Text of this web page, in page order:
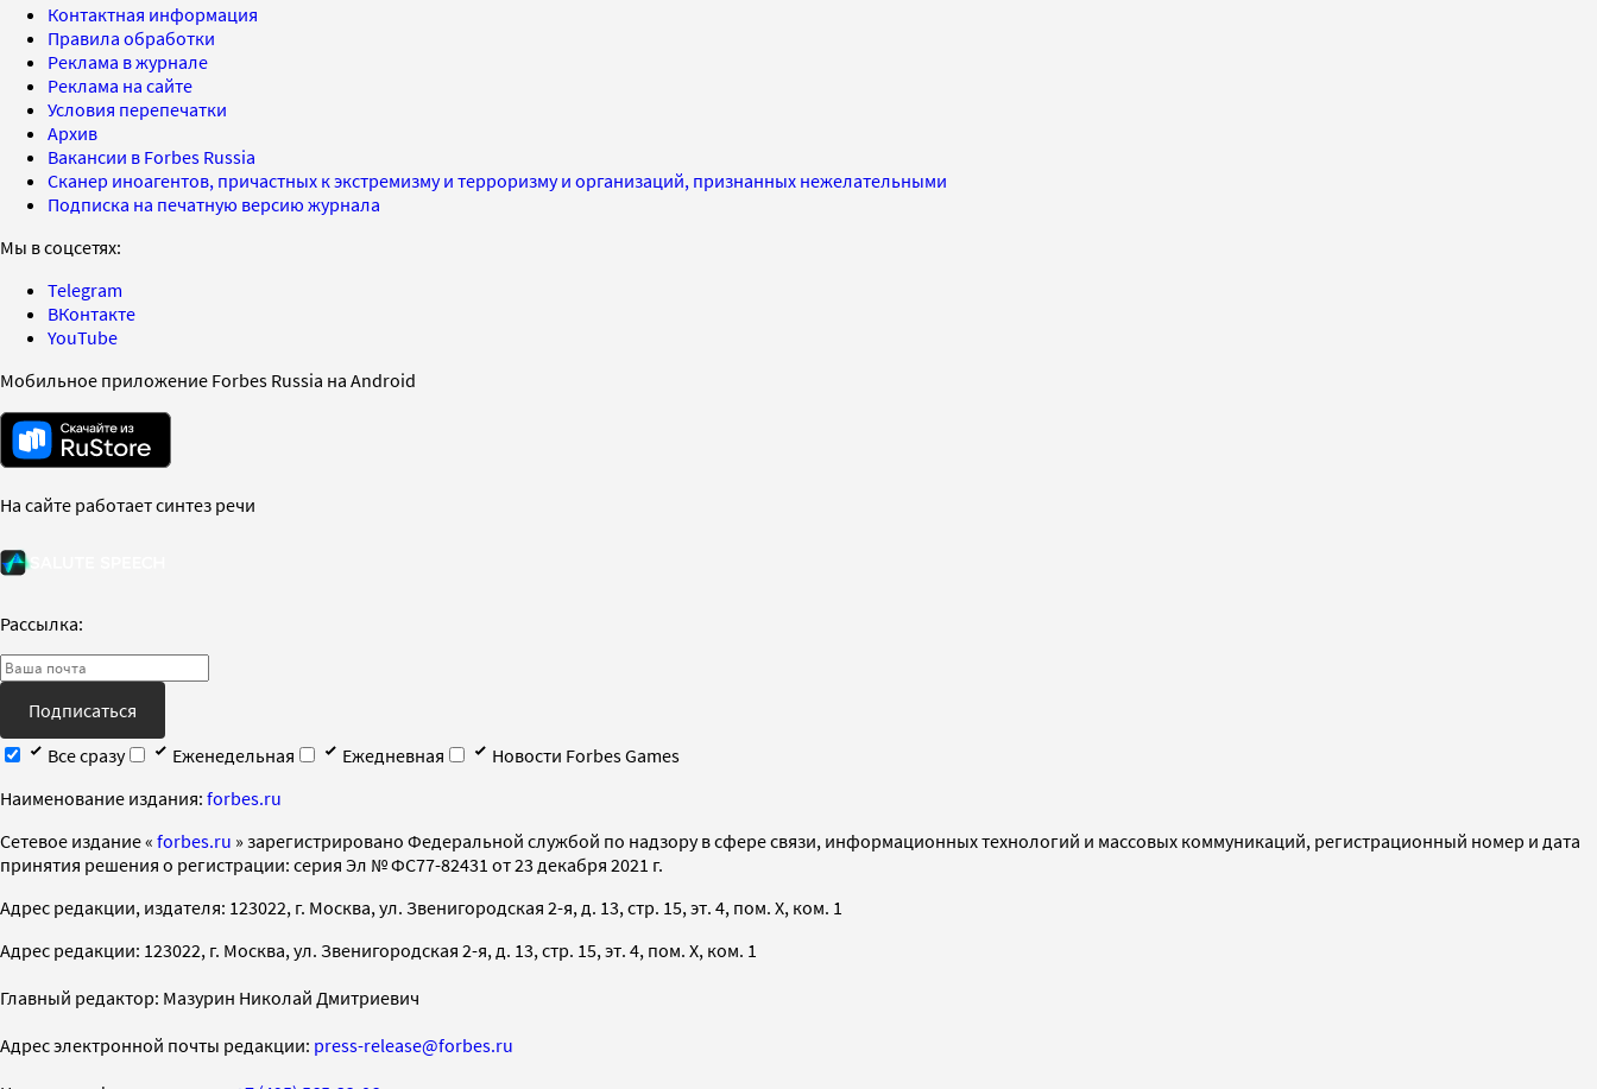
Контактная информация
Правила обработки
Реклама в журнале
Реклама на сайте
Условия перепечатки
Архив
Вакансии в Forbes Russia
Сканер иноагентов, причастных к экстремизму и терроризму и организаций, признанных нежелательными
Подписка на печатную версию журнала
Мы в соцсетях:
Telegram
ВКонтакте
YouTube
Мобильное приложение Forbes Russia на Android
На сайте работает синтез речи
Рассылка:
Подписаться
Все сразу
Еженедельная Ежедневная
Новости Forbes Games
Наименование издания: forbes.ru
Cетевое издание « forbes.ru » зарегистрировано Федеральной службой по надзору в сфере связи, информационных технологий и массовых коммуникаций, регистрационный номер и дата
принятия решения о регистрации: серия Эл № ФС77-82431 от 23 декабря 2021 г.
Адрес редакции, издателя: 123022, г. Москва, ул. Звенигородская 2-я, д. 13, стр. 15, эт. 4, пом. X, ком. 1
Адрес редакции: 123022, г. Москва, ул. Звенигородская 2-я, д. 13, стр. 15, эт. 4, пом. X, ком. 1
Главный редактор: Мазурин Николай Дмитриевич
Адрес электронной почты редакции: press-release@forbes.ru